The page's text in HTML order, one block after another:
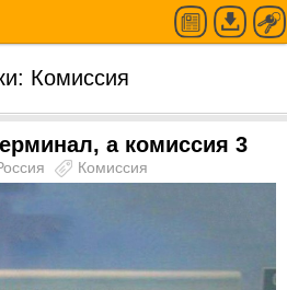
Комиссия
а комиссия 3
Комиссия